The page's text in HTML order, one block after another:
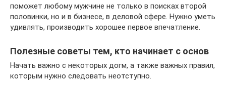
поможет любому мужчине не только в поисках второй
половинки, но и в бизнесе, в деловой сфере. Нужно уметь
удивлять, производить хорошее первое впечатление.
Полезные советы тем, кто начинает с основ
Начать важно с некоторых догм, а также важных правил,
которым нужно следовать неотступно.